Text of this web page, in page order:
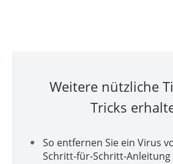
Weitere nützliche
Tricks
So entfernen Sie ein Virus
Schritt-für-Schritt-Anleitung